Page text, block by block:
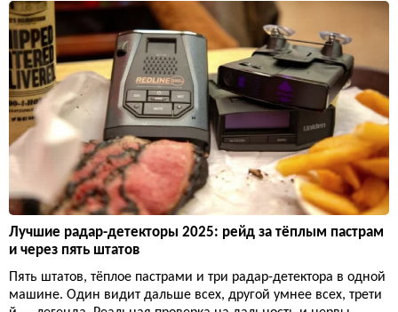
Лучшие радар-детекторы 2025: рейд за тёплым пастрам
и через пять штатов
Пять штатов, тёплое пастрами и три радар-детектора в одной
машине. Один видит дальше всех, другой умнее всех, трети